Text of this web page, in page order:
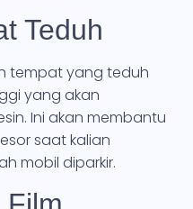
Teduh
tempat yang teduh
yang akan
Ini akan membantu
saat kalian
mobil diparkir.